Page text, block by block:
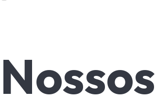
Nossos